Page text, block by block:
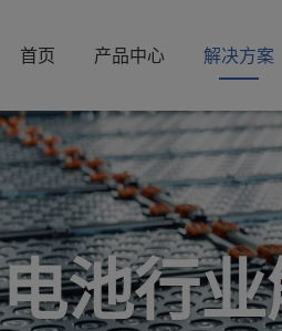
首页 产品中心 解决方案
电池行